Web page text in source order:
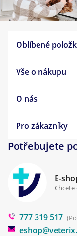
Oblíbené
Krmivo pro psy
Krmivo pro kočky
Veterinární diety
Pamlsky pro psy
Vše o nákupu
Doprava a platba
Obchodní
Reklamace a
Cookies a
O nás
Náš příběh
Pro zákazníky
Klinika Prostějov
Poradna
Blog
Potřebujete
E-
Chcete
777 319 517